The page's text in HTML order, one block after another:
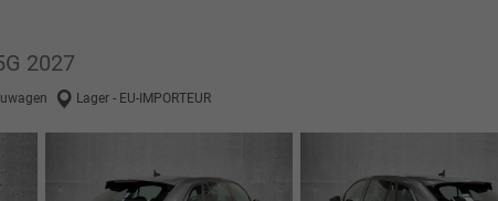
2027
Lager - EU-IMPORTEUR